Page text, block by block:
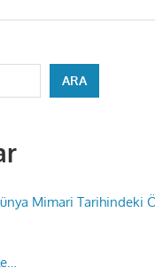
ARA
Mimari Tarihindeki